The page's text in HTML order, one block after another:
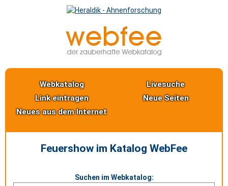
Webkatalog
Livesuche
Link eintragen
Neue Seiten
Neues aus dem Internet
Feuershow im Katalog WebFee
Suchen im Webkatalog: